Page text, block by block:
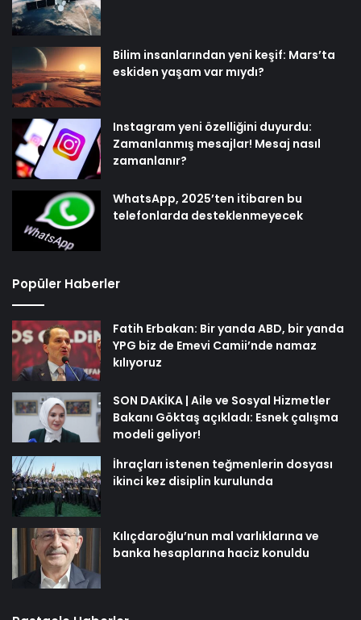
Bilim insanlarından yeni keşif: Mars’ta
eskiden yaşam var mıydı?
Instagram yeni özelliğini duyurdu:
Zamanlanmış mesajlar! Mesaj nasıl
zamanlanır?
WhatsApp, 2025’ten itibaren bu
telefonlarda desteklenmeyecek
Popüler Haberler
Fatih Erbakan: Bir yanda ABD, bir yanda
YPG biz de Emevi Camii’nde namaz
kılıyoruz
SON DAKİKA | Aile ve Sosyal Hizmetler
Bakanı Göktaş açıkladı: Esnek çalışma
modeli geliyor!
İhraçları istenen teğmenlerin dosyası
ikinci kez disiplin kurulunda
Kılıçdaroğlu’nun mal varlıklarına ve
banka hesaplarına haciz konuldu